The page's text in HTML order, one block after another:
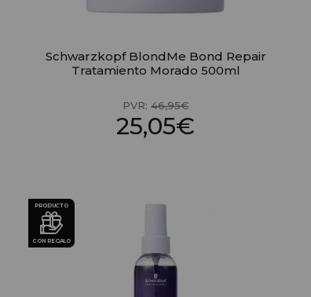
Schwarzkopf BlondMe Bond Repair
Tratamiento Morado 500ml
PVR:46,95€
25,05€
PRODUCTO
CON REGALO